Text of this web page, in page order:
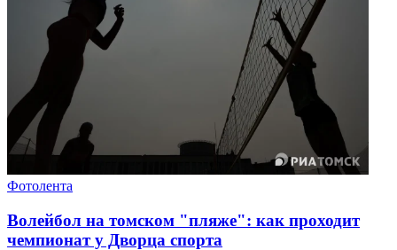
Фотолента
Волейбол на томском "пляже": как проходит
чемпионат у Дворца спорта